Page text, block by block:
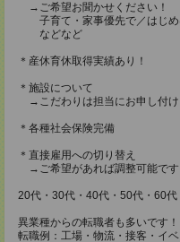
→ご希望お聞かせください！
子育て・家事優先で／はじめ
などなど
＊産休育休取得実績あり！
＊施設について
→こだわりは担当にお申し付け
＊各種社会保険完備
＊直接雇用への切り替え
→ご希望があれば調整可能です
20代・30代・40代・50代・60代
異業種からの転職者も多いです！
転職例：工場・物流・接客・イ